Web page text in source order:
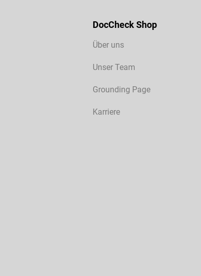
DocCheck Shop
Über uns
Unser Team
Grounding Page
Karriere